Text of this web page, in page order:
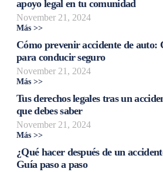
apoyo legal en tu comunidad
November 21, 2024
Más >>
Cómo prevenir accidente de auto:
para conducir seguro
November 21, 2024
Más >>
Tus derechos legales tras un
que debes saber
November 21, 2024
Más >>
¿Qué hacer después de un
Guía paso a paso